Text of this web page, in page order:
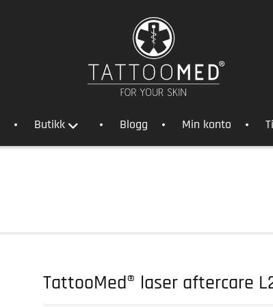
Butikk Blogg Min konto
TattooMed® laser aftercare